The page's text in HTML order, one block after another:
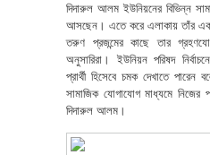
দিদারুল আলম ইউনিয়নের বিভিন্ন
আসছেন। এতে করে এলাকায় তাঁর
তরুণ প্রজন্মের কাছে তার
অনুসারিরা। ইউনিয়ন পরিষদ
প্রার্থী হিসেবে চমক দেখাতে
সামাজিক যোগাযোগ মাধ্যমে নিজের
দিদারুল আলম।